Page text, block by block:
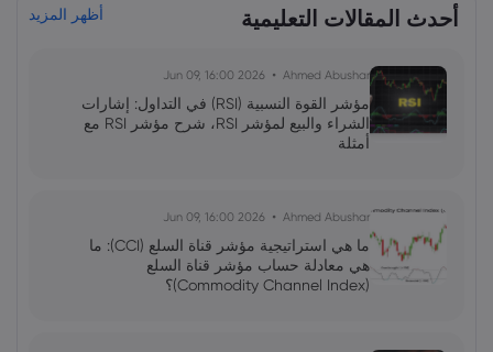
أحدث المقالات التعليمية أظهر المزيد
Ahmed Abushar
2026 Jun 09, 16:00
مؤشر القوة النسبية (RSI) في التداول: إشارات
الشراء والبيع لمؤشر RSI، شرح مؤشر RSI مع
أمثلة
Ahmed Abushar
2026 Jun 09, 16:00
ما هي استراتيجية مؤشر قناة السلع (CCI): ما
هي معادلة حساب مؤشر قناة السلع
(Commodity Channel Index)؟